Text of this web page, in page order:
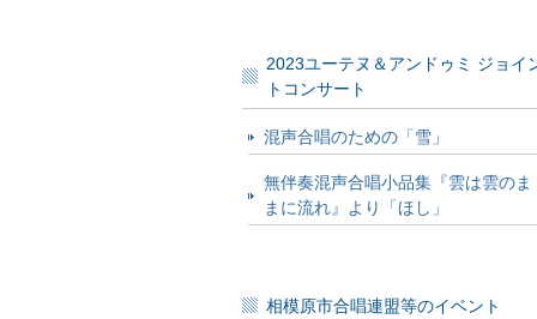
2023ユーテヌ＆アンドゥミ ジョイ
トコンサート
混声合唱のための「雪」
無伴奏混声合唱小品集『雲は雲のま
まに流れ』より「ほし」
相模原市合唱連盟等のイベント